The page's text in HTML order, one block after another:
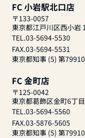
FC 小岩駅北口店
〒133-0057
東京都江戸川区西小岩
TEL.03-5694-5530
FAX.03-5694-5531
東京都知事 (5) 第
FC 金町店
〒125-0042
東京都葛飾区金町6丁
TEL.03-5694-5560
FAX.03-5876-5605
東京都知事 (5) 第